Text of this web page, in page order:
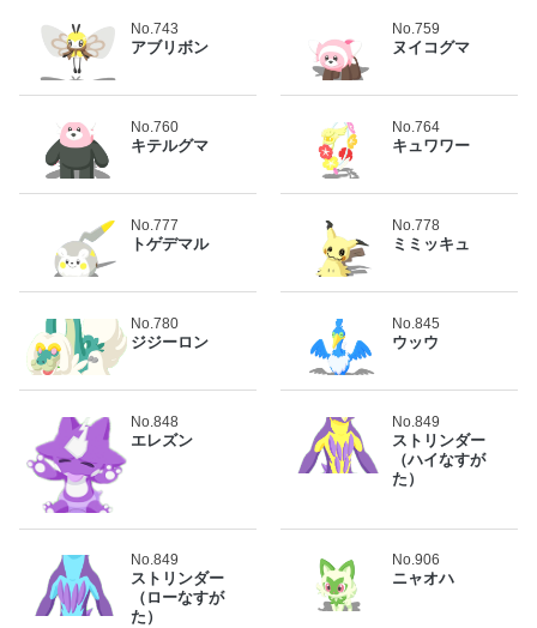
No.743
アブリボン
No.759
ヌイコグマ
No.760
キテルグマ
No.764
キュワワー
No.777
トゲデマル
No.778
ミミッキュ
No.780
ジジーロン
No.845
ウッウ
No.848
エレズン
No.849
ストリンダー
（ハイなすが
た）
No.849
ストリンダー
（ローなすが
た）
No.906
ニャオハ